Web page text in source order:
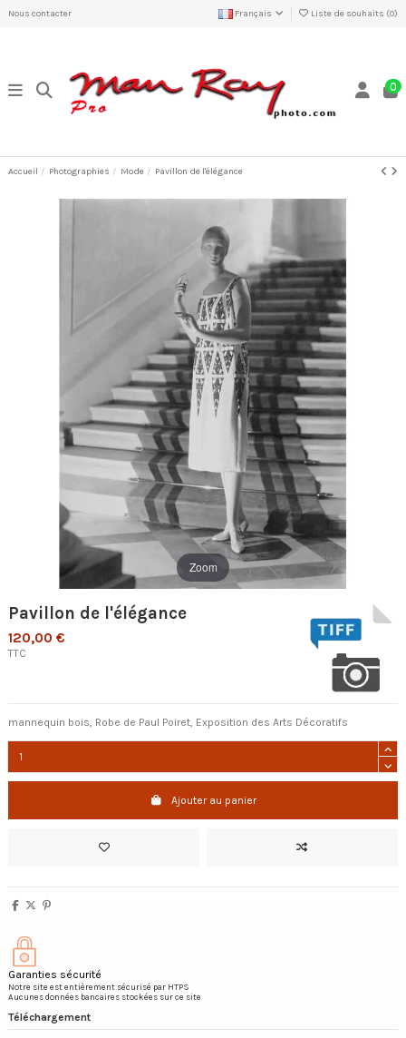
Nous contacter Français Liste de souhaits (0)
0
Accueil Photographies Mode Pavillon de l'élégance
Zoom
Pavillon de l'élégance
120,00 €
TTC
mannequin bois, Robe de Paul Poiret, Exposition des Arts Décoratifs
Ajouter au panier
Garanties sécurité
Notre site est entièrement sécurisé par HTPS
Aucunes données bancaires stockées sur ce site
Téléchargement